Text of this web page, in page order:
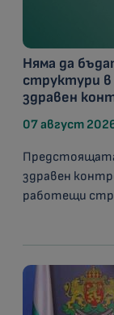
Няма да
структури
здравен
07 август
здравен
работещи